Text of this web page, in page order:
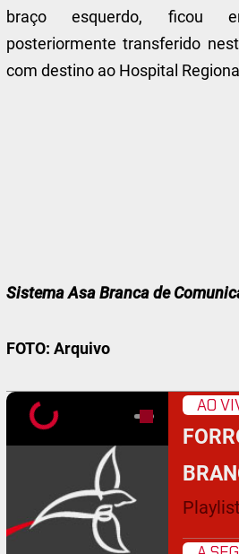
braço esquerdo, ficou
posteriormente transferido
com destino ao Hospital
Sistema Asa Branca de
FOTO: Arquivo
AO
Playlist